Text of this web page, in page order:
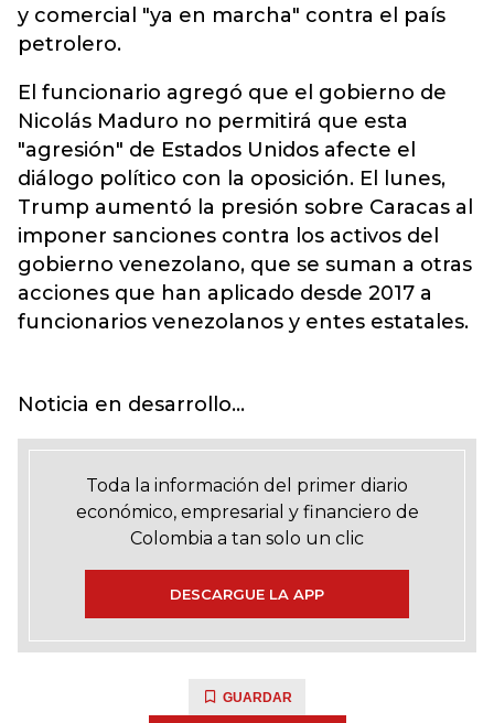
y comercial "ya en marcha" contra el país
petrolero.
El funcionario agregó que el gobierno de
Nicolás Maduro no permitirá que esta
"agresión" de Estados Unidos afecte el
diálogo político con la oposición. El lunes,
Trump aumentó la presión sobre Caracas al
imponer sanciones contra los activos del
gobierno venezolano, que se suman a otras
acciones que han aplicado desde 2017 a
funcionarios venezolanos y entes estatales.
Noticia en desarrollo...
Toda la información del primer diario
económico, empresarial y financiero de
Colombia a tan solo un clic
DESCARGUE LA APP
GUARDAR